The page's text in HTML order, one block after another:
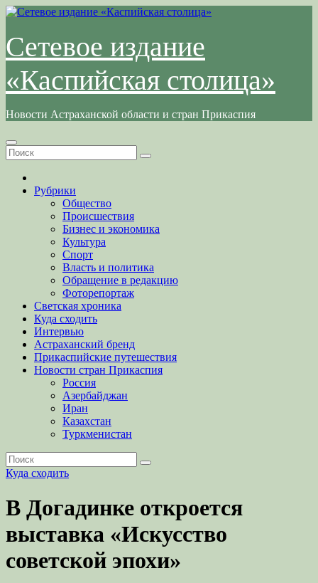
Перейти
содержимому
Сетевое издание
«Каспийская столица»
Новости Астраханской области и стран Прикаспия
Рубрики
Общество
Происшествия
Бизнес и экономика
Культура
Спорт
Власть и политика
Обращение в редакцию
Фоторепортаж
Светская хроника
Куда сходить
Интервью
Астраханский бренд
Прикаспийские путешествия
Новости стран Прикаспия
Россия
Азербайджан
Иран
Казахстан
Туркменистан
Куда сходить
В Догадинке откроется
выставка «Искусство
советской эпохи»